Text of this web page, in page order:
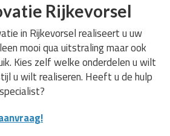
Rijkevorsel
in Rijkevorsel realiseert u uw
mooi qua uitstraling maar ook
Kies zelf welke onderdelen u wilt
u wilt realiseren. Heeft u de hulp